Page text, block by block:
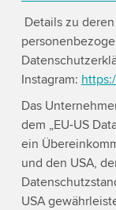
Details zu
Instagram:
Das
dem „EU-US
ein
und den USA,
USA